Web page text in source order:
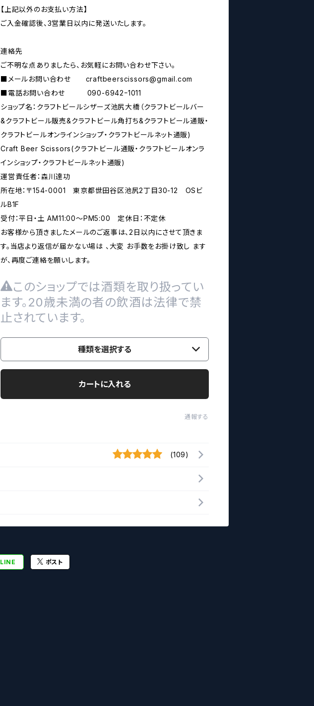
【上記以外のお支払い方法】
ご入金確認後、3営業日以内に発送いたします。
連絡先
ご不明な点ありましたら、お気軽にお問い合わせ下さい。
■メールお問い合わせ craftbeerscissors@gmail.com
■電話お問い合わせ 090-6942ｰ1011
ショップ名：クラフトビールシザーズ池尻大橋（クラフトビールバー
&クラフトビール販売&クラフトビール角打ち&クラフトビール通販・
クラフトビールオンラインショップ・クラフトビールネット通販)
Craft Beer Scissors(クラフトビール通販・クラフトビールオンラ
インショップ・クラフトビールネット通販)
運営責任者：森川達功
所在地：〒154-0001 東京都世田谷区池尻2丁目30-12 OSビ
ルB1F
受付：平日・土 AM11:00～PM5:00 定休日：不定休
お客様から頂きましたメールのご返事は、2日以内にさせて頂きま
す。当店より返信が届かない場は 、大変 お手数をお掛け致し ます
が、再度ご連絡を願いします。
このショップでは酒類を取り扱ってい
ます。20歳未満の者の飲酒は法律で禁
止されています。
種類を選択する
カートに入れる
通報する
(109)
LINE ポスト